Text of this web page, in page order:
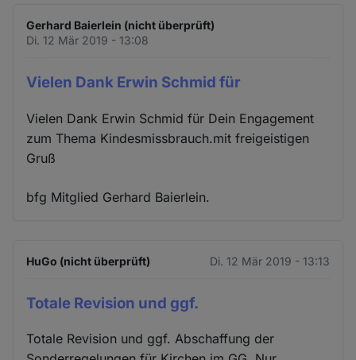
Gerhard Baierlein (nicht überprüft)
Di. 12 Mär 2019 - 13:08
Vielen Dank Erwin Schmid für
Vielen Dank Erwin Schmid für Dein Engagement
zum Thema Kindesmissbrauch.mit freigeistigen
Gruß
bfg Mitglied Gerhard Baierlein.
HuGo (nicht überprüft) Di. 12 Mär 2019 - 13:13
Totale Revision und ggf.
Totale Revision und ggf. Abschaffung der